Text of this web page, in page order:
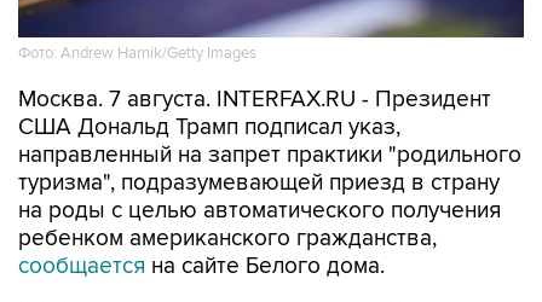
Фото: Andrew Harnik/Getty Images
Москва. 7 августа. INTERFAX.RU - Президент
США Дональд Трамп подписал указ,
направленный на запрет практики "родильного
туризма", подразумевающей приезд в страну
на роды с целью автоматического получения
ребенком американского гражданства,
сообщается на сайте Белого дома.